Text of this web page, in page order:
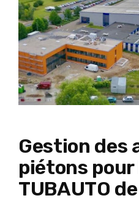
Gestion des
piétons pour
TUBAUTO